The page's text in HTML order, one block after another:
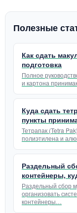
Полезные
Как сдать
подготовка
Полное
и картона
Куда сдать
пункты
Тетрапак (Tetra
полиэтилена и
Раздельный
контейнеры,
Раздельный сбор
организовать
контейнеры…